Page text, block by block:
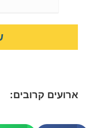
ארועים קרובים: